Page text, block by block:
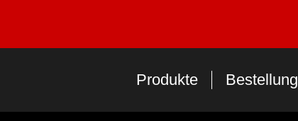
Produkte Bestellung